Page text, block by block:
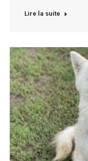
Lire la suite